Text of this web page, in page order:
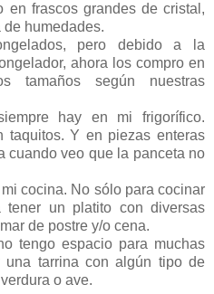
en frascos grandes de cristal,
humedades.
pero debido a la
ahora los compro en
tamaños según nuestras
hay en mi frigorífico.
taquitos. Y en piezas enteras
cuando veo que la panceta no
cocina. No sólo para cocinar
un platito con diversas
de postre y/o cena.
tengo espacio para muchas
una tarrina con algún tipo de
o ave.